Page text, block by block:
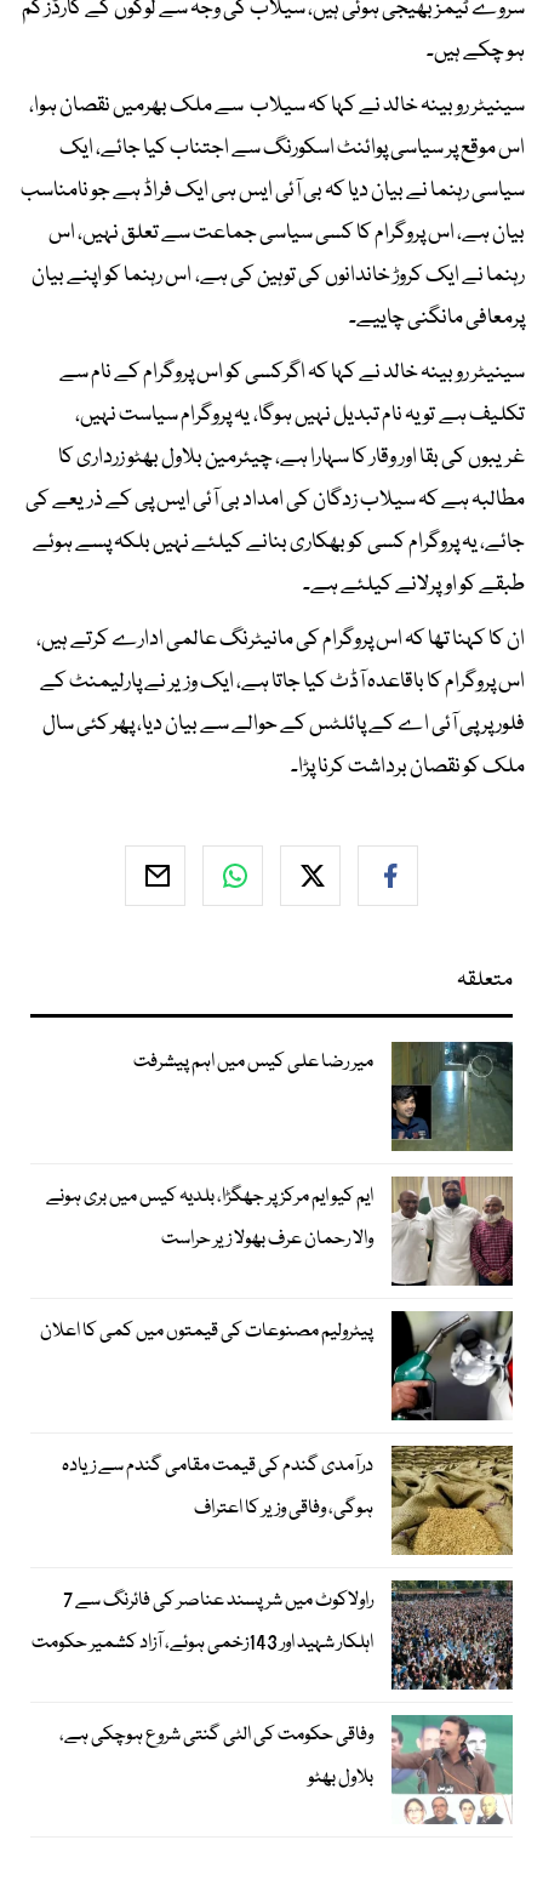
سروے ٹیمز بھیجی ہوئی ہیں، سیلاب کی وجہ سے لوگوں کے کارڈز گم
ہو چکے ہیں۔
سینیٹر روبینہ خالد نے کہا کہ سیلاب سے ملک بھرمیں نقصان ہوا،
اس موقع پر سیاسی پوائنٹ اسکورنگ سے اجتناب کیا جائے، ایک
سیاسی رہنما نے بیان دیا کہ بی آئی ایس ہی ایک فراڈ ہے جو نامناسب
بیان ہے، اس پروگرام کا کسی سیاسی جماعت سے تعلق نہیں، اس
رہنما نے ایک کروڑ خاندانوں کی توہین کی ہے، اس رہنما کو اپنے بیان
پرمعافی مانگنی چاییے۔
سینیٹر روبینہ خالد نے کہا کہ اگرکسی کو اس پروگرام کے نام سے
تکلیف ہے تو یہ نام تبدیل نہیں ہوگا، یہ پروگرام سیاست نہیں،
غریبوں کی بقا اور وقار کا سہارا ہے، چیئرمین بلاول بھٹو زرداری کا
مطالبہ ہے کہ سیلاب زدگان کی امداد بی آئی ایس پی کے ذریعے کی
جائے، یہ پروگرام کسی کو بھکاری بنانے کیلئے نہیں بلکہ پسے ہوئے
طبقے کو اوپرلانے کیلئے ہے۔
ان کا کہنا تھا کہ اس پروگرام کی مانیٹرنگ عالمی ادارے کرتے ہیں،
اس پروگرام کا باقاعدہ آڈٹ کیا جاتا ہے، ایک وزیر نے پارلیمنٹ کے
فلور پر پی آئی اے کے پائلٹس کے حوالے سے بیان دیا، پھر کئی سال
ملک کو نقصان برداشت کرنا پڑا۔
متعلقہ
میر رضا علی کیس میں اہم پیشرفت
ایم کیو ایم مرکز پر جھگڑا، بلدیہ کیس میں بری ہونے
والا رحمان عرف بھولا زیر حراست
پیٹرولیم مصنوعات کی قیمتوں میں کمی کا اعلان
درآمدی گندم کی قیمت مقامی گندم سے زیادہ
ہوگی، وفاقی وزیر کا اعتراف
راولاکوٹ میں شرپسند عناصر کی فائرنگ سے 7
اہلکار شہید اور 143زخمی ہوئے، آزاد کشمیر حکومت
وفاقی حکومت کی الٹی گنتی شروع ہوچکی ہے،
بلاول بھٹو